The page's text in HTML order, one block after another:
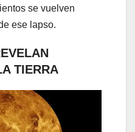
se vuelven
ese lapso.
TIERRA